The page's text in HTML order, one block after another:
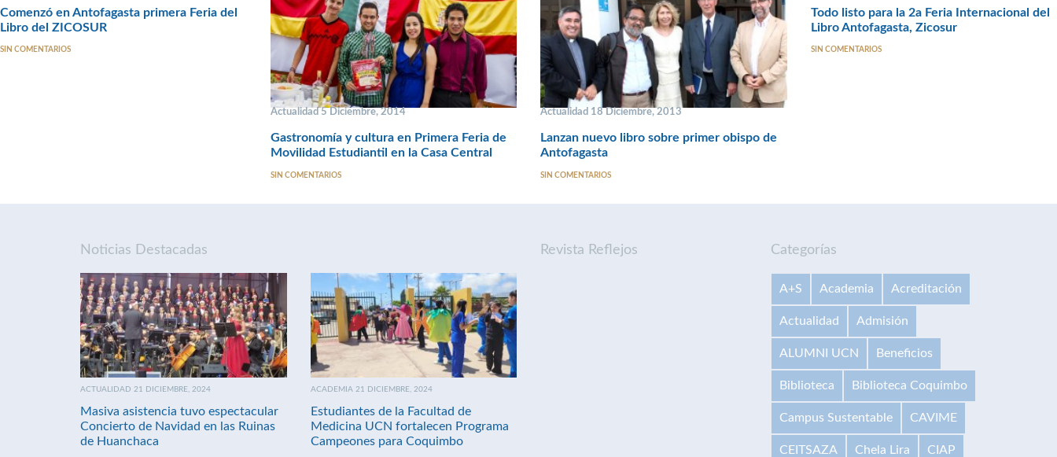
Comenzó en Antofagasta primera Feria del
Libro del ZICOSUR
SIN COMENTARIOS
Actualidad 5 Diciembre, 2014
Gastronomía y cultura en Primera Feria de
Movilidad Estudiantil en la Casa Central
SIN COMENTARIOS
Actualidad 18 Diciembre, 2013
Lanzan nuevo libro sobre primer obispo de
Antofagasta
SIN COMENTARIOS
Todo listo para la 2a Feria Internacional del
Libro Antofagasta, Zicosur
SIN COMENTARIOS
Noticias Destacadas
ACTUALIDAD 21 DICIEMBRE, 2024
Masiva asistencia tuvo espectacular
Concierto de Navidad en las Ruinas
de Huanchaca
ACADEMIA 21 DICIEMBRE, 2024
Estudiantes de la Facultad de
Medicina UCN fortalecen Programa
Campeones para Coquimbo
Revista Reflejos Categorías
A+S Academia Acreditación
Actualidad Admisión
ALUMNI UCN Beneficios
Biblioteca Biblioteca Coquimbo
Campus Sustentable CAVIME
CEITSAZA Chela Lira CIAP